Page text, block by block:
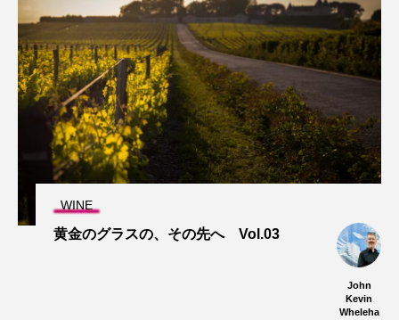
WINE
黄金のグラスの、その先へ Vol.03
John
Kevin
Wheleha